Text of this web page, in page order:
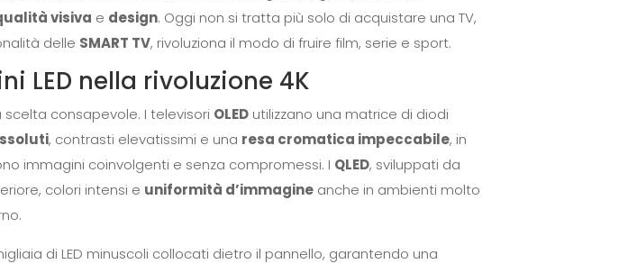
visiva e design. Oggi non si tratta più solo di acquistare una TV,
delle SMART TV, rivoluziona il modo di fruire film, serie e sport.
LED nella rivoluzione 4K
consapevole. I televisori OLED utilizzano una matrice di diodi
, contrasti elevatissimi e una resa cromatica impeccabile, in
immagini coinvolgenti e senza compromessi. I QLED, sviluppati da
colori intensi e uniformità d’immagine anche in ambienti molto
di LED minuscoli collocati dietro il pannello, garantendo una